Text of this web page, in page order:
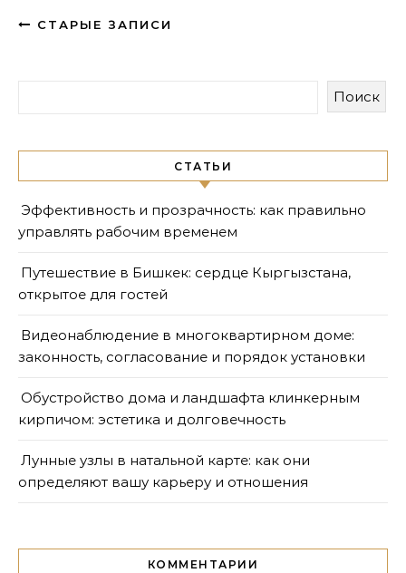
СТАРЫЕ ЗАПИСИ
Поиск
СТАТЬИ
Эффективность и прозрачность: как правильно
управлять рабочим временем
Путешествие в Бишкек: сердце Кыргызстана,
открытое для гостей
Видеонаблюдение в многоквартирном доме:
законность, согласование и порядок установки
Обустройство дома и ландшафта клинкерным
кирпичом: эстетика и долговечность
Лунные узлы в натальной карте: как они
определяют вашу карьеру и отношения
КОММЕНТАРИИ